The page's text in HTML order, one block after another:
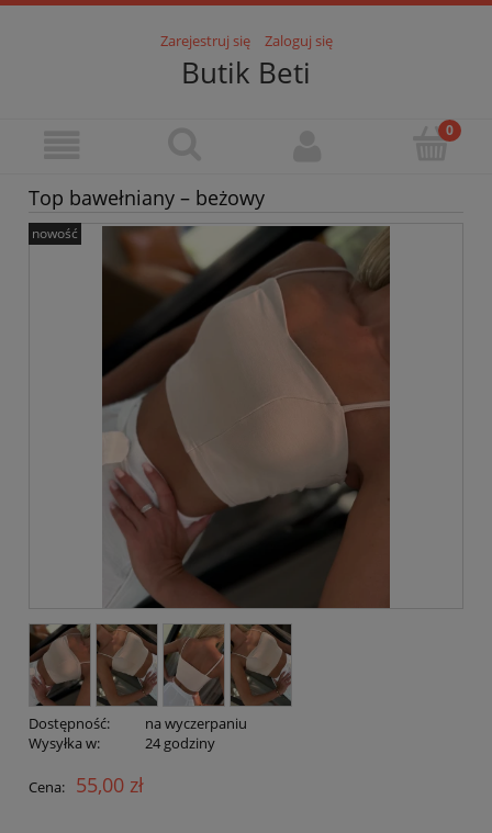
Zarejestruj się Zaloguj się
Butik Beti
Top bawełniany – beżowy
nowość
Dostępność:
na wyczerpaniu
Wysyłka w:
24 godziny
Cena: 55,00 zł